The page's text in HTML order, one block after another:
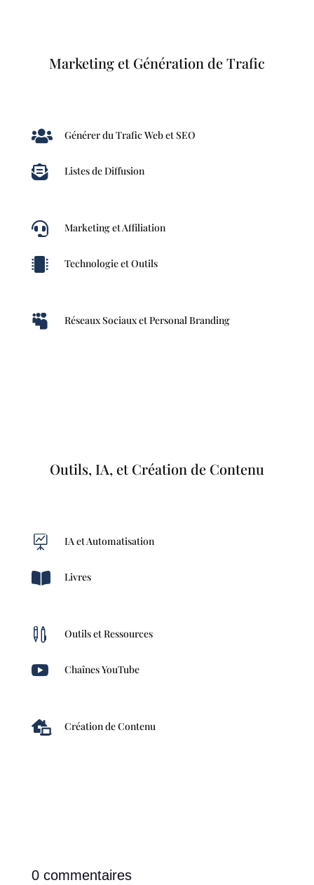
Marketing et Génération de Trafic
 Générer du Trafic Web et SEO
 Listes de Diffusion
 Marketing et Affiliation
 Technologie et Outils
 Réseaux Sociaux et Personal Branding
Outils, IA, et Création de Contenu
 IA et Automatisation
 Livres
 Outils et Ressources
 Chaînes YouTube
 Création de Contenu
0 commentaires